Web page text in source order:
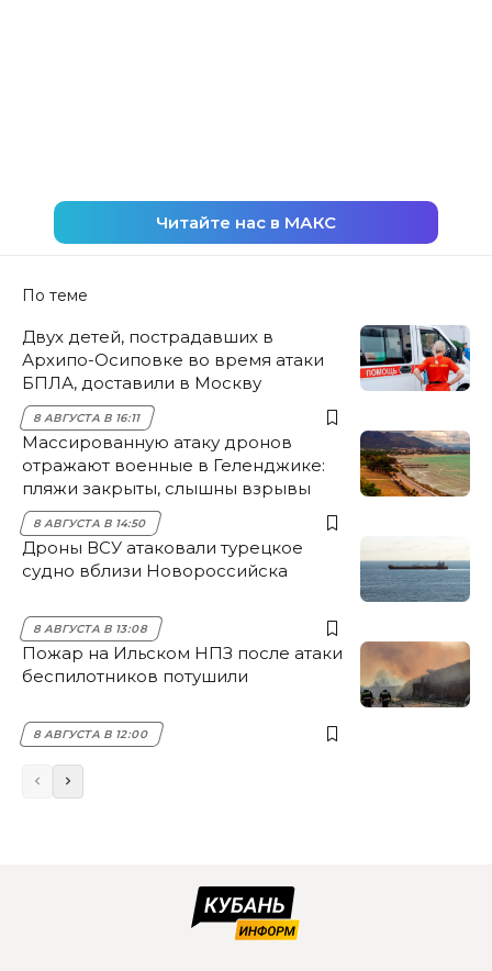
Читайте нас в МАКС
По теме
Двух детей, пострадавших в
Архипо-Осиповке во время атаки
БПЛА, доставили в Москву
8 АВГУСТА В 16:11
Массированную атаку дронов
отражают военные в Геленджике:
пляжи закрыты, слышны взрывы
8 АВГУСТА В 14:50
Дроны ВСУ атаковали турецкое
судно вблизи Новороссийска
8 АВГУСТА В 13:08
Пожар на Ильском НПЗ после атаки
беспилотников потушили
8 АВГУСТА В 12:00